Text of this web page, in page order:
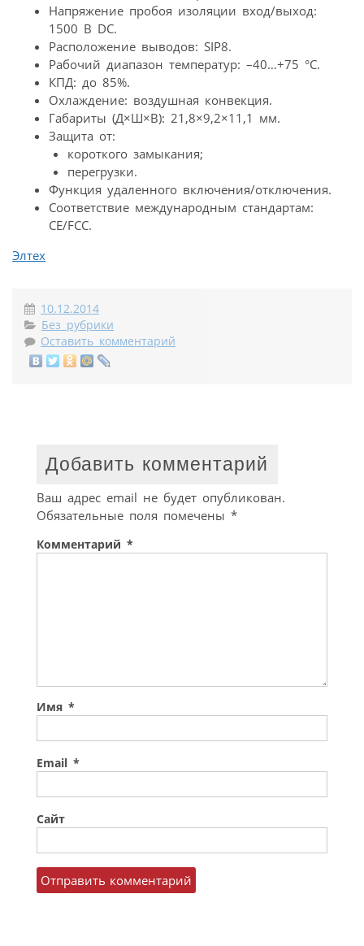
Напряжение пробоя изоляции вход/выход:
1500 В DC.
Расположение выводов: SIP8.
Рабочий диапазон температур: –40…+75 °С.
КПД: до 85%.
Охлаждение: воздушная конвекция.
Габариты (Д×Ш×В): 21,8×9,2×11,1 мм.
Защита от:
короткого замыкания;
перегрузки.
Функция удаленного включения/отключения.
Соответствие международным стандартам:
CE/FCC.
Элтех
10.12.2014
Без рубрики
Оставить комментарий
Добавить комментарий
Ваш адрес email не будет опубликован.
Обязательные поля помечены *
Комментарий *
Имя *
Email *
Сайт